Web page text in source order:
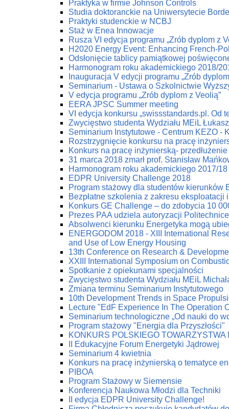
Praktyka w firmie Johnson Controls
Studia doktoranckie na Uniwersytecie
Praktyki studenckie w NCBJ
Staż w Enea Innowacje
Rusza VI edycja programu „Zrób dyplom z
H2020 Energy Event: Enhancing French-
Odsłonięcie tablicy pamiątkowej
Harmonogram roku akademickiego 2018/
Inauguracja V edycji programu „Zrób
Seminarium - Ustawa o Szkolnictwie
V edycja programu „Zrób dyplom z Veolią”
EERA JPSC Summer meeting
VI edycja konkursu „swissstandards.pl. Od
Zwycięstwo studenta Wydziału MEiL
Seminarium Instytutowe - Centrum KEZO -
Rozstrzygnięcie konkursu na pracę
Konkurs na pracę inżynierską-
31 marca 2018 zmarł prof. Stanisław
Harmonogram roku akademickiego 2017/18
EDPR University Challenge 2018
Program stażowy dla studentów kierunków
Bezpłatne szkolenia z zakresu
Konkurs GE Challenge – do zdobycia 10
Prezes PAA udziela autoryzacji
Absolwenci kierunku Energetyka mogą
ENERGODOM 2018 - XIII International
and Use of Low Energy Housing
13th Conference on Research &
XXIII International Symposium on
Spotkanie z opiekunami specjalności
Zwycięstwo studenta Wydziału MEiL
Zmiana terminu Seminarium Instytutowego
10th Development Trends in Space
Lecture "EdF Experience In The Operation
Seminarium technologiczne „Od nauki do
Program stażowy "Energia dla Przyszłości"
KONKURS POLSKIEGO
II Edukacyjne Forum Energetyki Jądrowej
Seminarium 4 kwietnia
Konkurs na pracę inżynierską o tematyce
PIBOA
Program Stażowy w Siemensie
Konferencja Naukowa Młodzi dla Techniki
II edycja EDPR University Challenge!